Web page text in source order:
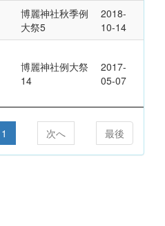
博麗神社秋季例
大祭5
2018-
10-14
博麗神社例大祭
14
2017-
05-07
1 次へ 最後